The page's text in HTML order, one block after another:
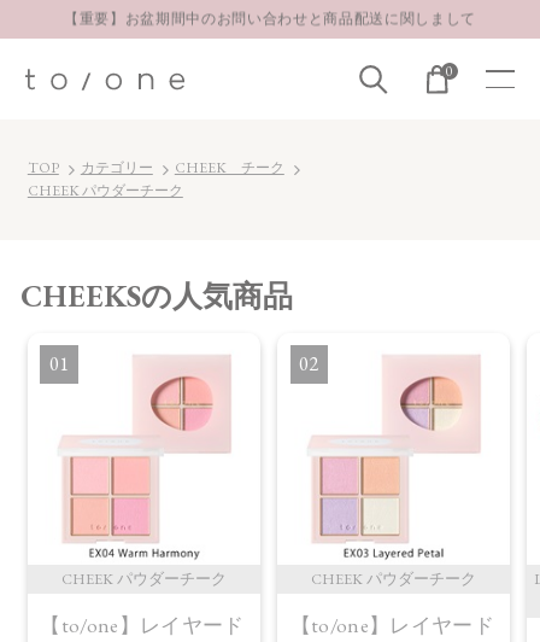
【重要】お盆期間中のお問い合わせと商品配送に関しまして
LINE お友達登録 500円OFFクーポンプレゼント
0
TOP カテゴリー
CHEEK チーク
CHEEK パウダーチーク
CHEEKSの人気商品
1
CHEEK パウダーチーク
【to/one】レイヤード
2
CHEEK パウダーチーク
【to/one】レイヤード